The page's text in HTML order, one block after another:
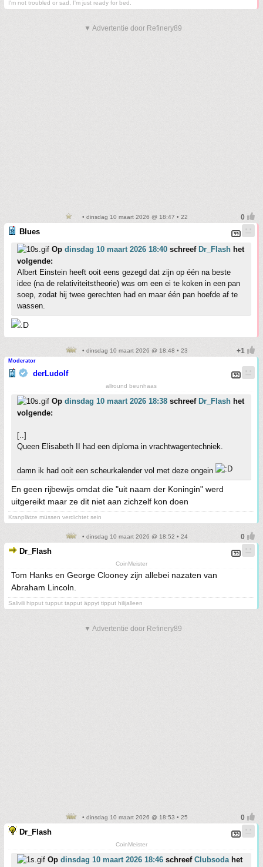
I'm not troubled or sad, I'm just ready for bed.
▼ Advertentie door Refinery89
• dinsdag 10 maart 2026 @ 18:47 • 22
Blues
Op dinsdag 10 maart 2026 18:40 schreef Dr_Flash het
volgende:
Albert Einstein heeft ooit eens gezegd dat zijn op één na beste
idee (na de relativiteitstheorie) was om een ei te koken in een pan
soep, zodat hij twee gerechten had en maar één pan hoefde af te
wassen.
• dinsdag 10 maart 2026 @ 18:48 • 23
Moderator
derLudolf
allround beunhaas
Op dinsdag 10 maart 2026 18:38 schreef Dr_Flash het
volgende:
[..]
Queen Elisabeth II had een diploma in vrachtwagentechniek.
damn ik had ooit een scheurkalender vol met deze ongein
En geen rijbewijs omdat die "uit naam der Koningin" werd
uitgereikt maar ze dit niet aan zichzelf kon doen
Kranplätze müssen verdichtet sein
• dinsdag 10 maart 2026 @ 18:52 • 24
Dr_Flash
CoinMeister
Tom Hanks en George Clooney zijn allebei nazaten van
Abraham Lincoln.
Salivili hipput tupput tapput äppyt tipput hilijalleen
▼ Advertentie door Refinery89
• dinsdag 10 maart 2026 @ 18:53 • 25
Dr_Flash
CoinMeister
Op dinsdag 10 maart 2026 18:46 schreef Clubsodahet